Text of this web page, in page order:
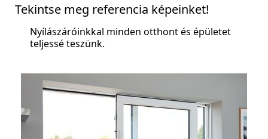
Tekintse meg referencia képeinket!
Nyílászáróinkkal minden otthont és épületet
teljessé teszünk.